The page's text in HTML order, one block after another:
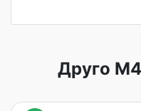
Друго